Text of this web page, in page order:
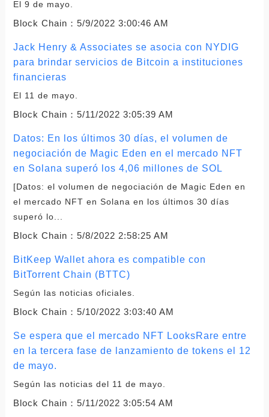
El 9 de mayo.
Block Chain： 5/9/2022 3:00:46 AM
Jack Henry & Associates se asocia con NYDIG
para brindar servicios de Bitcoin a instituciones
financieras
El 11 de mayo.
Block Chain： 5/11/2022 3:05:39 AM
Datos: En los últimos 30 días, el volumen de
negociación de Magic Eden en el mercado NFT
en Solana superó los 4,06 millones de SOL
[Datos: el volumen de negociación de Magic Eden en
el mercado NFT en Solana en los últimos 30 días
superó lo...
Block Chain： 5/8/2022 2:58:25 AM
BitKeep Wallet ahora es compatible con
BitTorrent Chain (BTTC)
Según las noticias oficiales.
Block Chain： 5/10/2022 3:03:40 AM
Se espera que el mercado NFT LooksRare entre
en la tercera fase de lanzamiento de tokens el 12
de mayo.
Según las noticias del 11 de mayo.
Block Chain： 5/11/2022 3:05:54 AM